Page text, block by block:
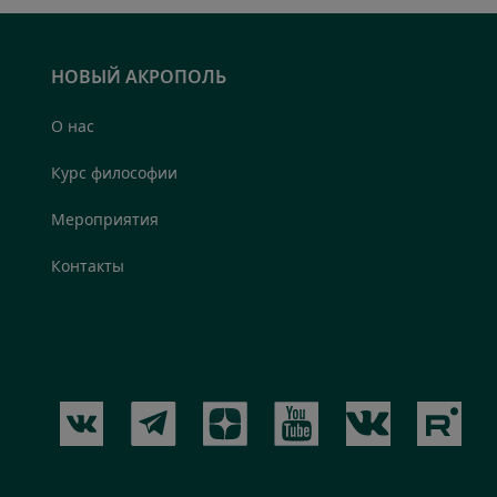
НОВЫЙ АКРОПОЛЬ
О нас
Курс философии
Мероприятия
Контакты